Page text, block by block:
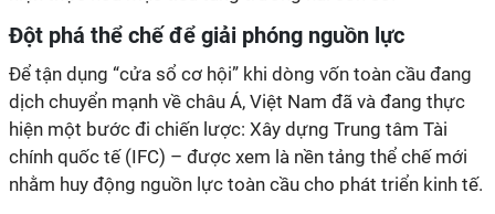
Đột phá thể chế để giải phóng nguồn lực
Để tận dụng “cửa sổ cơ hội” khi dòng vốn toàn cầu đang
dịch chuyển mạnh về châu Á, Việt Nam đã và đang thực
hiện một bước đi chiến lược: Xây dựng Trung tâm Tài
chính quốc tế (IFC) – được xem là nền tảng thể chế mới
nhằm huy động nguồn lực toàn cầu cho phát triển kinh tế.